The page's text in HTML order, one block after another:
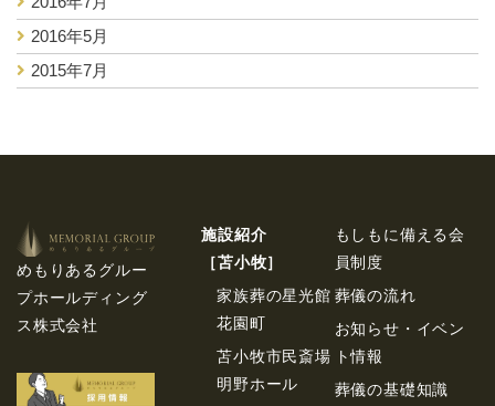
2016年5月
2015年7月
めもりあるグルー
プホールディング
ス株式会社
施設紹介
［苫⼩牧］
家族葬の星光館
花園町
苫小牧市民斎場
明野ホール
もしもに備える会
員制度
葬儀の流れ
お知らせ・イベン
ト情報
葬儀の基礎知識